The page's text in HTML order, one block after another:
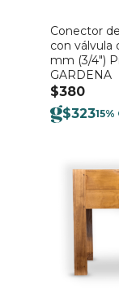
Conector
con válvula
mm (3/4″)
GARDENA
$380
$32315%